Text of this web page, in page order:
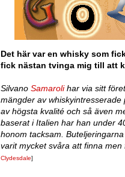
Det här var en whisky som
fick nästan tvinga mig till att
Silvano Samarolihar via sitt
mängder av
av högsta kvalité och så även
baserat i Italien har han under
honom tacksam.
varit mycket svåra att finna men
Clydesdale]